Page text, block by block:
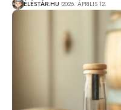
ÉLÉSTÁR.HU 2026. ÁPRILIS 12.